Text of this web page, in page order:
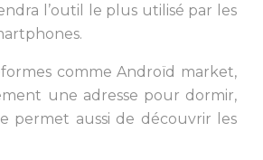
l’outil le plus utilisé par les
comme Androïd market,
une adresse pour dormir,
permet aussi de découvrir les